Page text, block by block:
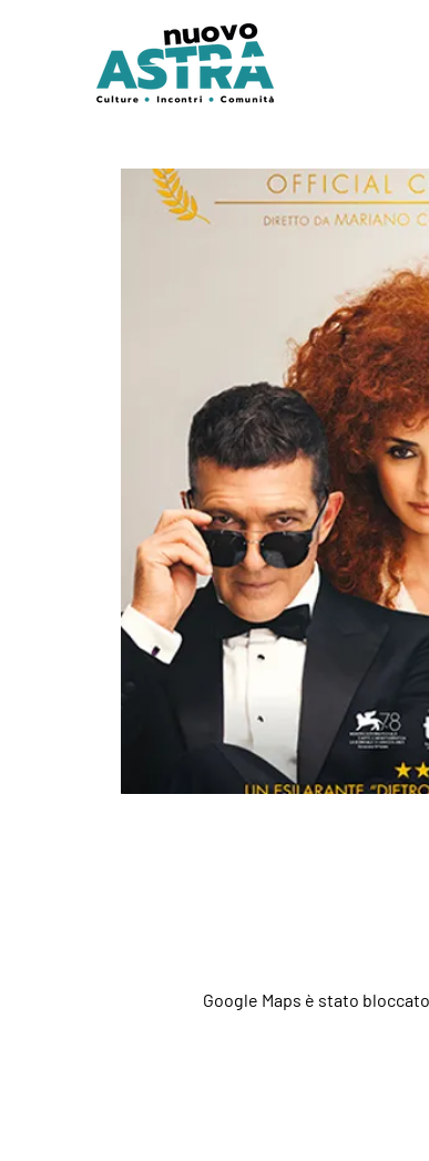
Google Maps è stato